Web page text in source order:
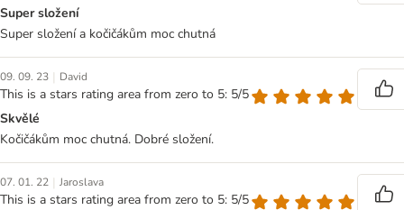
Super složení
Super složení a kočičákům moc chutná
09. 09. 23 | David
This is a stars rating area from zero to 5: 5/5
Skvělé
Kočičákům moc chutná. Dobré složení.
07. 01. 22 | Jaroslava
This is a stars rating area from zero to 5: 5/5